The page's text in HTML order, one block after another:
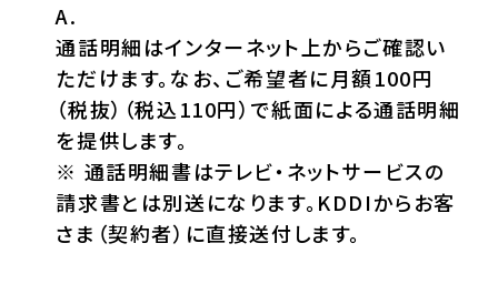
通話明細はインターネット上からご確認い
ただけます。なお、ご希望者に月額100円
（税抜）（税込110円）で紙面による通話明細
を提供します。
※ 通話明細書はテレビ・ネットサービスの
請求書とは別送になります。KDDIからお客
さま（契約者）に直接送付します。